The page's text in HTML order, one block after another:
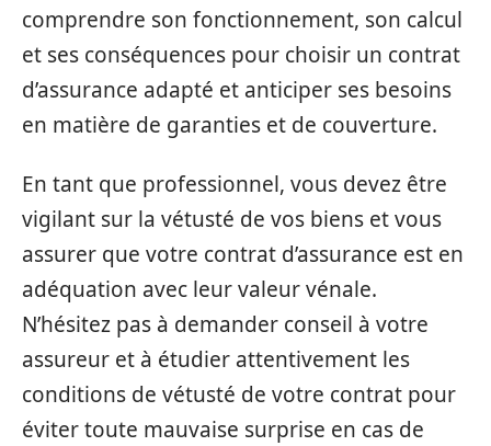
comprendre son fonctionnement, son calcul
et ses conséquences pour choisir un contrat
d’assurance adapté et anticiper ses besoins
en matière de garanties et de couverture.
En tant que professionnel, vous devez être
vigilant sur la vétusté de vos biens et vous
assurer que votre contrat d’assurance est en
adéquation avec leur valeur vénale.
N’hésitez pas à demander conseil à votre
assureur et à étudier attentivement les
conditions de vétusté de votre contrat pour
éviter toute mauvaise surprise en cas de